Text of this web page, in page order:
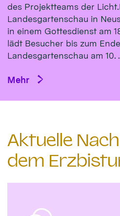
des Projektteams der
Landesgartenschau in
in einem Gottesdienst am
lädt Besucher bis zum
Landesgartenschau am 10.
Mehr
Aktuelle
dem